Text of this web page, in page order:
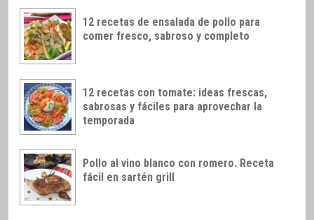
12 recetas de ensalada de pollo para
comer fresco, sabroso y completo
12 recetas con tomate: ideas frescas,
sabrosas y fáciles para aprovechar la
temporada
Pollo al vino blanco con romero. Receta
fácil en sartén grill